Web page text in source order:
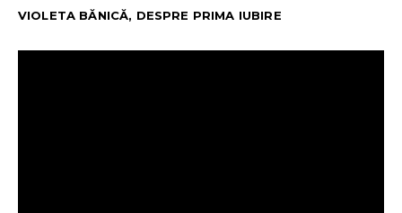
VIOLETA BĂNICĂ, DESPRE PRIMA IUBIRE